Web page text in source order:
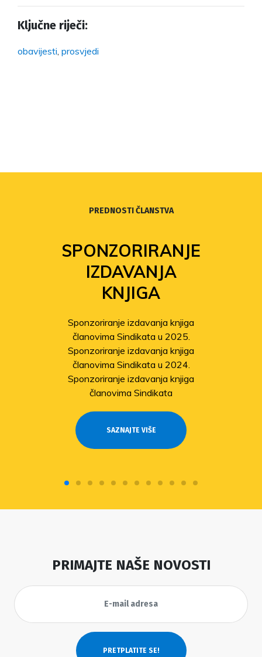
Ključne riječi:
obavijesti prosvjedi
PREDNOSTI ČLANSTVA
SPONZORIRANJE
IZDAVANJA
KNJIGA
Sponzoriranje izdavanja knjiga
članovima Sindikata u 2025.
Sponzoriranje izdavanja knjiga
članovima Sindikata u 2024.
Sponzoriranje izdavanja knjiga
članovima Sindikata
SAZNAJTE VIŠE
PRIMAJTE NAŠE NOVOSTI